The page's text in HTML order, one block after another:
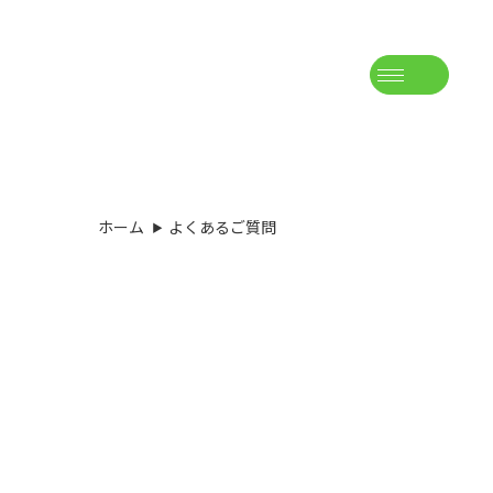
ホーム よくあるご質問